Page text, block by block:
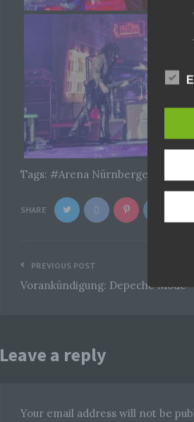
Tags: Arena Nürnberger
SHARE
Beitragsnavigation
PREVIOUS POST
Vorankündigung: Depeche Mode
Leave a reply
Your email address will not be